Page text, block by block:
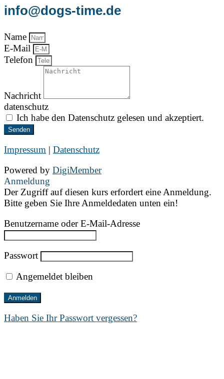
info@dogs-time.de
Name
E-Mail
Telefon
Nachricht
datenschutz
Ich habe den Datenschutz gelesen und akzeptiert.
Senden
Impressum | Datenschutz
Powered by DigiMember
Anmeldung
Der Zugriff auf diesen kurs erfordert eine Anmeldung.
Bitte geben Sie Ihre Anmeldedaten unten ein!
Benutzername oder E-Mail-Adresse
Passwort
Angemeldet bleiben
Haben Sie Ihr Passwort vergessen?